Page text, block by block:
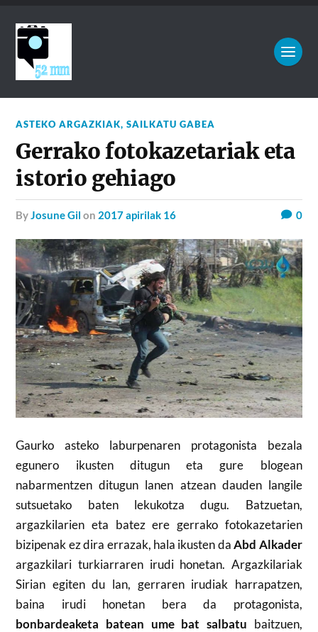
ASTEKO ARGAZKIAK,SAILKATU GABEA
Gerrako fotokazetariak eta
istorio gehiago
byJosune Gil on 2017 apirilak 16 0
Gaurko asteko laburpenaren protagonista bezala
egunero ikusten ditugun eta gure blogean
nabarmentzen ditugun lanen atzean dauden langile
sutsuetako baten lekukotza dugu. Batzuetan,
argazkilarien eta batez ere gerrako fotokazetarien
bizipenak ez dira errazak, hala ikusten daAbd Alkader
argazkilari turkiarraren irudi honetan. Argazkilariak
Sirian egiten du lan, gerraren irudiak harrapatzen,
baina irudi honetan bera da protagonista,
bonbardeaketa batean ume bat salbatu baitzuen,